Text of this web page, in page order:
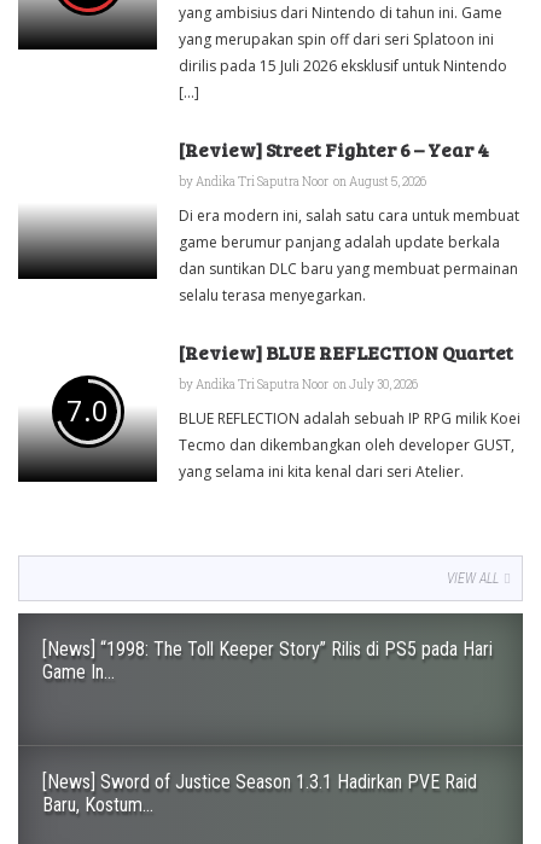
yang ambisius dari Nintendo di tahun ini. Game
yang merupakan spin off dari seri Splatoon ini
dirilis pada 15 Juli 2026 eksklusif untuk Nintendo
[...]
[Review] Street Fighter 6 – Year 4
byAndika Tri Saputra Noor on August 5, 2026
Di era modern ini, salah satu cara untuk membuat
game berumur panjang adalah update berkala
dan suntikan DLC baru yang membuat permainan
selalu terasa menyegarkan.
7.0
[Review] BLUE REFLECTION Quartet
byAndika Tri Saputra Noor on July 30, 2026
BLUE REFLECTION adalah sebuah IP RPG milik Koei
Tecmo dan dikembangkan oleh developer GUST,
yang selama ini kita kenal dari seri Atelier.
VIEW ALL
[News] “1998: The Toll Keeper Story” Rilis di PS5 pada Hari
Game In...
[News] Sword of Justice Season 1.3.1 Hadirkan PVE Raid
Baru, Kostum...